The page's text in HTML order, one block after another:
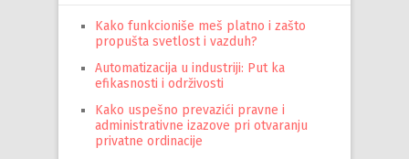
Kako funkcioniše meš platno i zašto
propušta svetlost i vazduh?
Automatizacija u industriji: Put ka
efikasnosti i održivosti
Kako uspešno prevazići pravne i
administrativne izazove pri otvaranju
privatne ordinacije